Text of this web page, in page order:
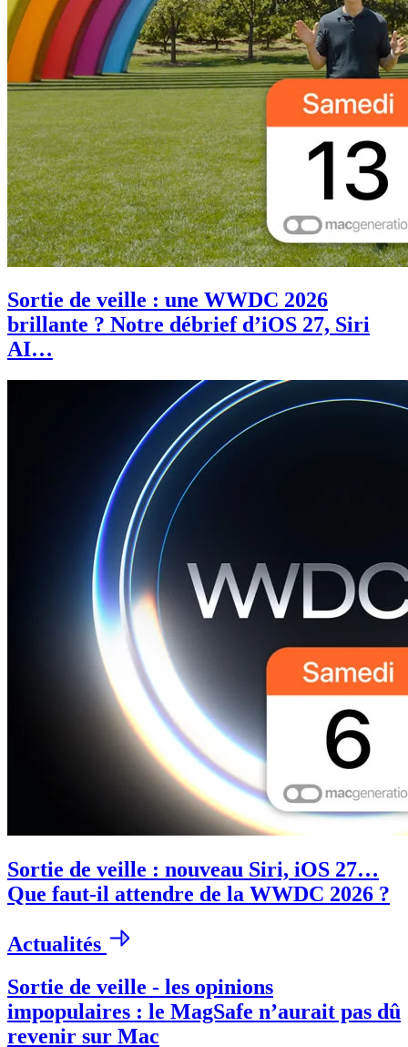
Sortie de veille : une WWDC 2026
brillante ? Notre débrief d’iOS 27, Siri
AI…
Sortie de veille : nouveau Siri, iOS 27…
Que faut-il attendre de la WWDC 2026 ?
Actualités
Sortie de veille - les opinions
impopulaires : le MagSafe n’aurait pas dû
revenir sur Mac